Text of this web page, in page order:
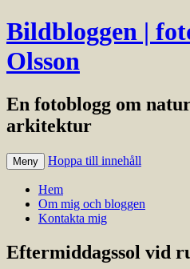
Bildbloggen |
Olsson
En fotoblogg om
arkitektur
Meny Hoppa till innehåll
Hem
Om mig och bloggen
Kontakta mig
Eftermiddagssol vid